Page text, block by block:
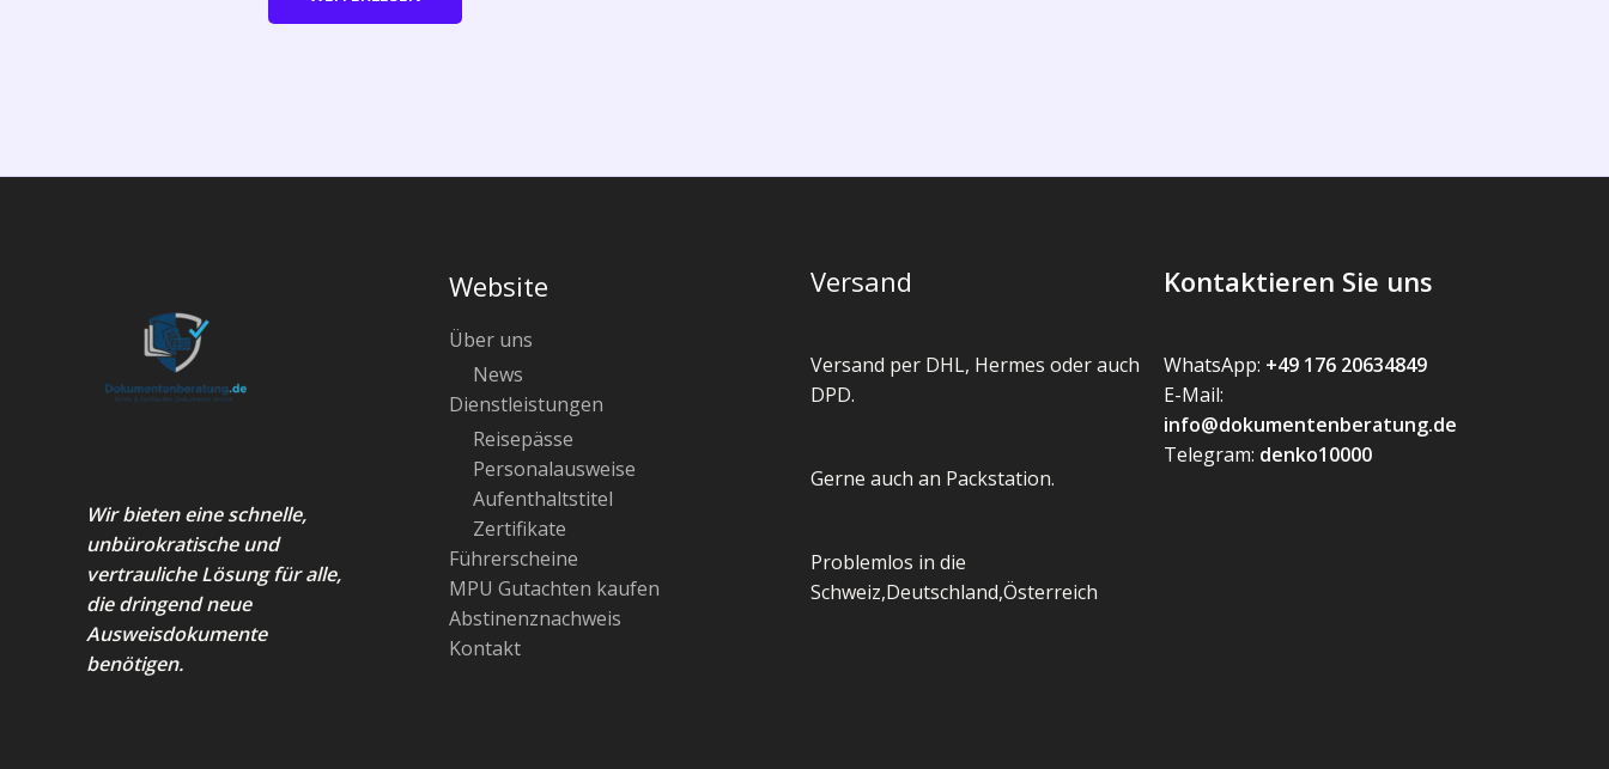
Wir bieten eine schnelle,
unbürokratische und
vertrauliche Lösung für alle,
die dringend neue
Ausweisdokumente
benötigen.
Website
Über uns
News
Dienstleistungen
Reisepässe
Personalausweise
Aufenthaltstitel
Zertifikate
Führerscheine
MPU Gutachten kaufen
Abstinenznachweis
Kontakt
Versand
Versand per DHL, Hermes oder auch
DPD.
Gerne auch an Packstation.
Problemlos in die
Schweiz,Deutschland,Österreich
Kontaktieren Sie uns
WhatsApp: +49 176 20634849
E-Mail:
info@dokumentenberatung.de
Telegram: denko10000